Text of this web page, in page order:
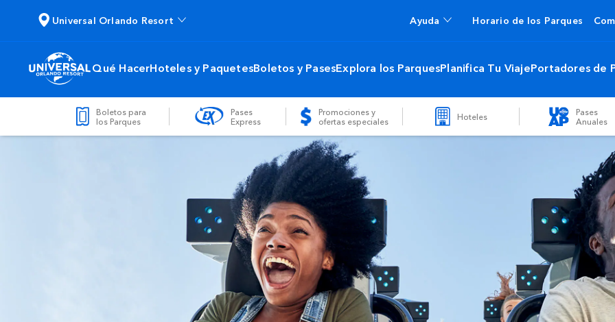
Universal Orlando Resort Ayuda Horario de los Parques
Qué HacerHoteles y PaquetesBoletos y PasesExplora los ParquesPlanifica Tu ViajePortadores de
Boletos para
los Parques
Pases
Express
Promociones y
ofertas especiales
Hoteles
Pases
Anuales